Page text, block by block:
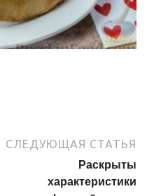
СЛЕДУЮЩАЯ СТАТЬЯ
Раскрыты
характеристики